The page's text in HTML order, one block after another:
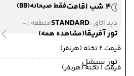
تور آفریقا(مشاهده همه)
تور سیشل
4 شب اقامت
فقط صبحانه(BB)
دید اتاق :STANDARDمنطقه :-
قیمت 2 تخته (هرنفر)
قیمت 1 تخته (هرنفر)